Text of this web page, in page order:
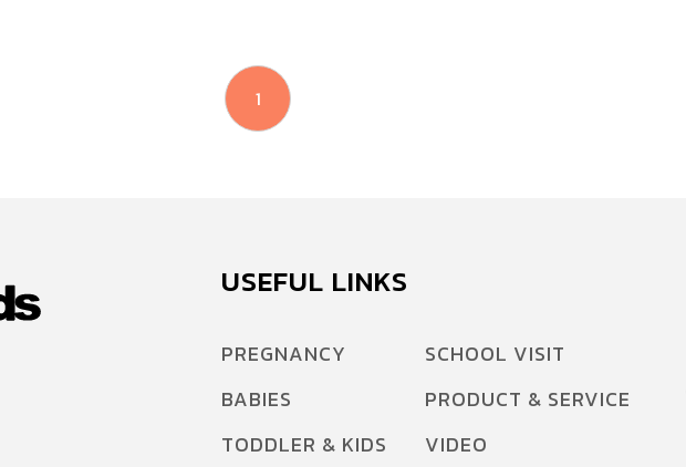
1
USEFUL LINKS
PREGNANCY
BABIES
TODDLER & KIDS
SCHOOL VISIT
PRODUCT & SERVICE
VIDEO